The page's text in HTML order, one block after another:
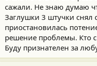
сажали. Не знаю думаю
Заглушки 3 штучки снял
приостановилась
решение проблемы. Кто
Буду признателен за